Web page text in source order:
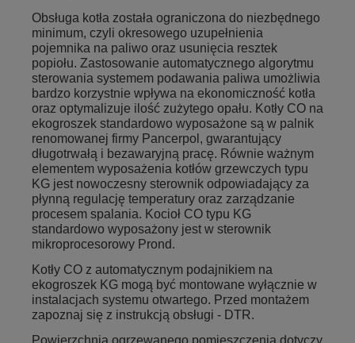
Obsługa kotła została ograniczona do niezbędnego
minimum, czyli okresowego uzupełnienia
pojemnika na paliwo oraz usunięcia resztek
popiołu. Zastosowanie automatycznego algorytmu
sterowania systemem podawania paliwa umożliwia
bardzo korzystnie wpływa na ekonomiczność kotła
oraz optymalizuje ilość zużytego opału. Kotły CO na
ekogroszek standardowo wyposażone są w palnik
renomowanej firmy Pancerpol, gwarantujący
długotrwałą i bezawaryjną pracę. Równie ważnym
elementem wyposażenia kotłów grzewczych typu
KG jest nowoczesny sterownik odpowiadający za
płynną regulację temperatury oraz zarządzanie
procesem spalania. Kocioł CO typu KG
standardowo wyposażony jest w sterownik
mikroprocesorowy Prond.
Kotły CO z automatycznym podajnikiem na
ekogroszek KG mogą być montowane wyłącznie w
instalacjach systemu otwartego. Przed montażem
zapoznaj się z instrukcją obsługi - DTR.
Powierzchnia ogrzewanego pomieszczenia dotyczy